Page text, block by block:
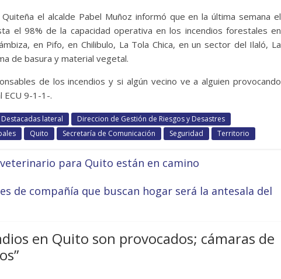
el alcalde Pabel Muñoz informó que en la última semana el
el 98% de la capacidad operativa en los incendios forestales en
en Pifo, en Chilibulo, La Tola Chica, en un sector del Ilaló, La
de basura y material vegetal.
de los incendios y si algún vecino ve a alguien provocando
ECU 9-1-1-.
Destacadas lateral
Direccion de Gestión de Riesgos y Desastres
Quito Secretaría de Comunicación Seguridad Territorio
para Quito están en camino
de compañía que buscan hogar será la antesala del
en Quito son provocados; cámaras de
”